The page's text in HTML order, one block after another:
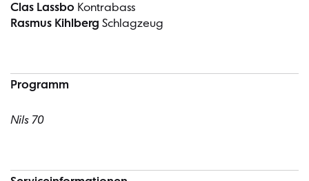
Clas Lassbo Kontrabass
Rasmus Kihlberg Schlagzeug
Programm
Nils 70